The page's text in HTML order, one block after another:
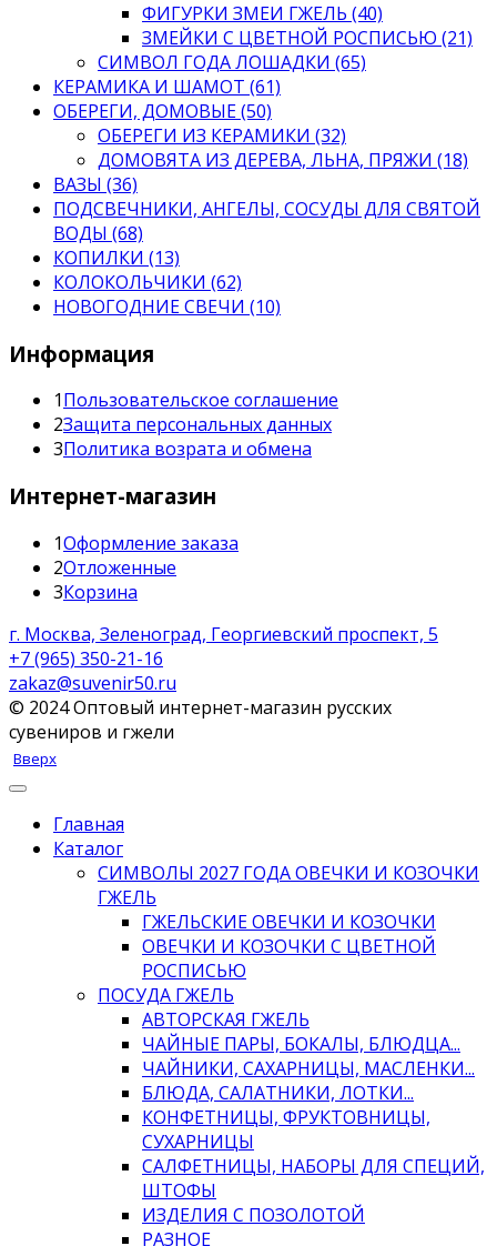
ФИГУРКИ ЗМЕИ ГЖЕЛЬ (40)
ЗМЕЙКИ С ЦВЕТНОЙ РОСПИСЬЮ (21)
СИМВОЛ ГОДА ЛОШАДКИ (65)
КЕРАМИКА И ШАМОТ (61)
ОБЕРЕГИ, ДОМОВЫЕ (50)
ОБЕРЕГИ ИЗ КЕРАМИКИ (32)
ДОМОВЯТА ИЗ ДЕРЕВА, ЛЬНА, ПРЯЖИ (18)
ВАЗЫ (36)
ПОДСВЕЧНИКИ, АНГЕЛЫ, СОСУДЫ ДЛЯ СВЯТОЙ
ВОДЫ (68)
КОПИЛКИ (13)
КОЛОКОЛЬЧИКИ (62)
НОВОГОДНИЕ СВЕЧИ (10)
Информация
1Пользовательское соглашение
2Защита персональных данных
3Политика возрата и обмена
Интернет-магазин
1Оформление заказа
2Отложенные
3Корзина
г. Москва, Зеленоград, Георгиевский проспект, 5
+7 (965) 350-21-16
zakaz@suvenir50.ru
© 2024 Оптовый интернет-магазин русских
сувениров и гжели
Вверх
Главная
Каталог
СИМВОЛЫ 2027 ГОДА ОВЕЧКИ И КОЗОЧКИ
ГЖЕЛЬ
ГЖЕЛЬСКИЕ ОВЕЧКИ И КОЗОЧКИ
ОВЕЧКИ И КОЗОЧКИ С ЦВЕТНОЙ
РОСПИСЬЮ
ПОСУДА ГЖЕЛЬ
АВТОРСКАЯ ГЖЕЛЬ
ЧАЙНЫЕ ПАРЫ, БОКАЛЫ, БЛЮДЦА...
ЧАЙНИКИ, САХАРНИЦЫ, МАСЛЕНКИ...
БЛЮДА, САЛАТНИКИ, ЛОТКИ...
КОНФЕТНИЦЫ, ФРУКТОВНИЦЫ,
СУХАРНИЦЫ
САЛФЕТНИЦЫ, НАБОРЫ ДЛЯ СПЕЦИЙ,
ШТОФЫ
ИЗДЕЛИЯ С ПОЗОЛОТОЙ
РАЗНОЕ